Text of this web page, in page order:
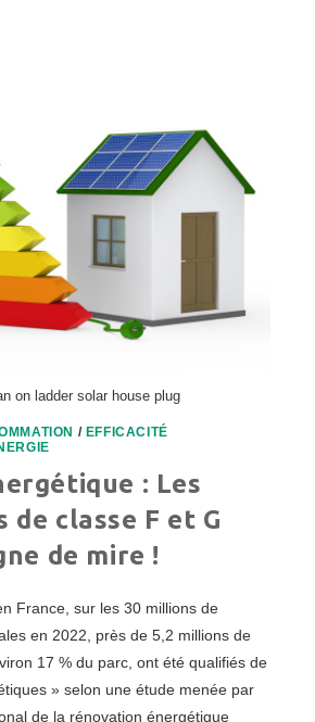
on ladder solar house plug
/ EFFICACITÉ
: Les
de classe F et G
de mire !
France, sur les 30 millions de
en 2022, près de 5,2 millions de
17 % du parc, ont été qualifiés de
» selon une étude menée par
de la rénovation énergétique